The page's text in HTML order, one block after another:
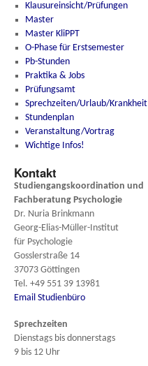
Klausureinsicht/Prüfungen
Master
Master KliPPT
O-Phase für Erstsemester
Pb-Stunden
Praktika & Jobs
Prüfungsamt
Sprechzeiten/Urlaub/Krankheit
Stundenplan
Veranstaltung/Vortrag
Wichtige Infos!
Kontakt
Studiengangskoordination und
Fachberatung Psychologie
Dr. Nuria Brinkmann
Georg-Elias-Müller-Institut
für Psychologie
Gosslerstraße 14
37073 Göttingen
Tel. +49 551 39 13981
Email Studienbüro
Sprechzeiten
Dienstags bis donnerstags
9 bis 12 Uhr